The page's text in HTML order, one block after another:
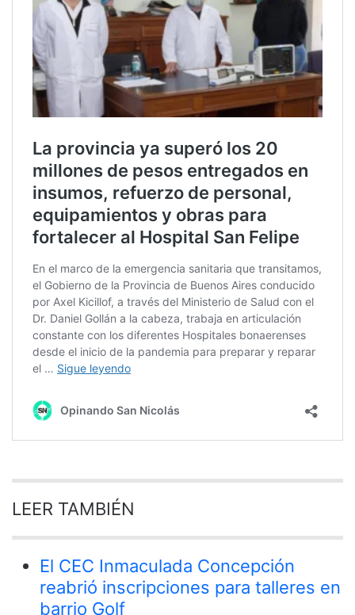
LEER TAMBIÉN
El CEC Inmaculada Concepción
reabrió inscripciones para talleres en
barrio Golf